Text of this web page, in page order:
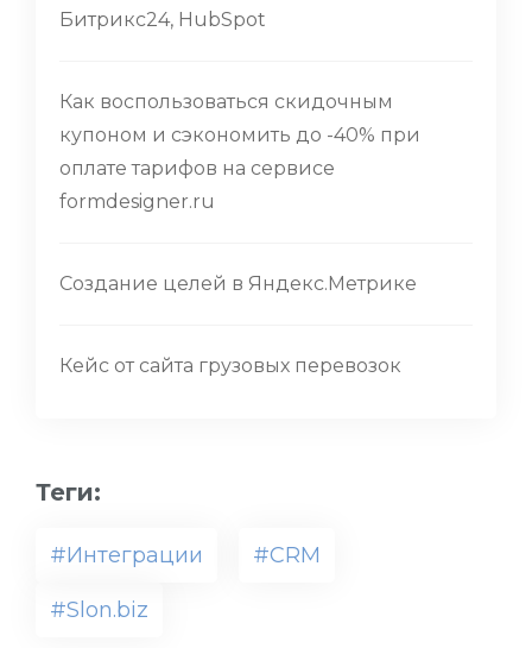
Битрикс24, HubSpot
Как воспользоваться скидочным
купоном и сэкономить до -40% при
оплате тарифов на сервисе
formdesigner.ru
Создание целей в Яндекс.Метрике
Кейс от сайта грузовых перевозок
Теги:
#Интеграции #CRM
#Slon.biz